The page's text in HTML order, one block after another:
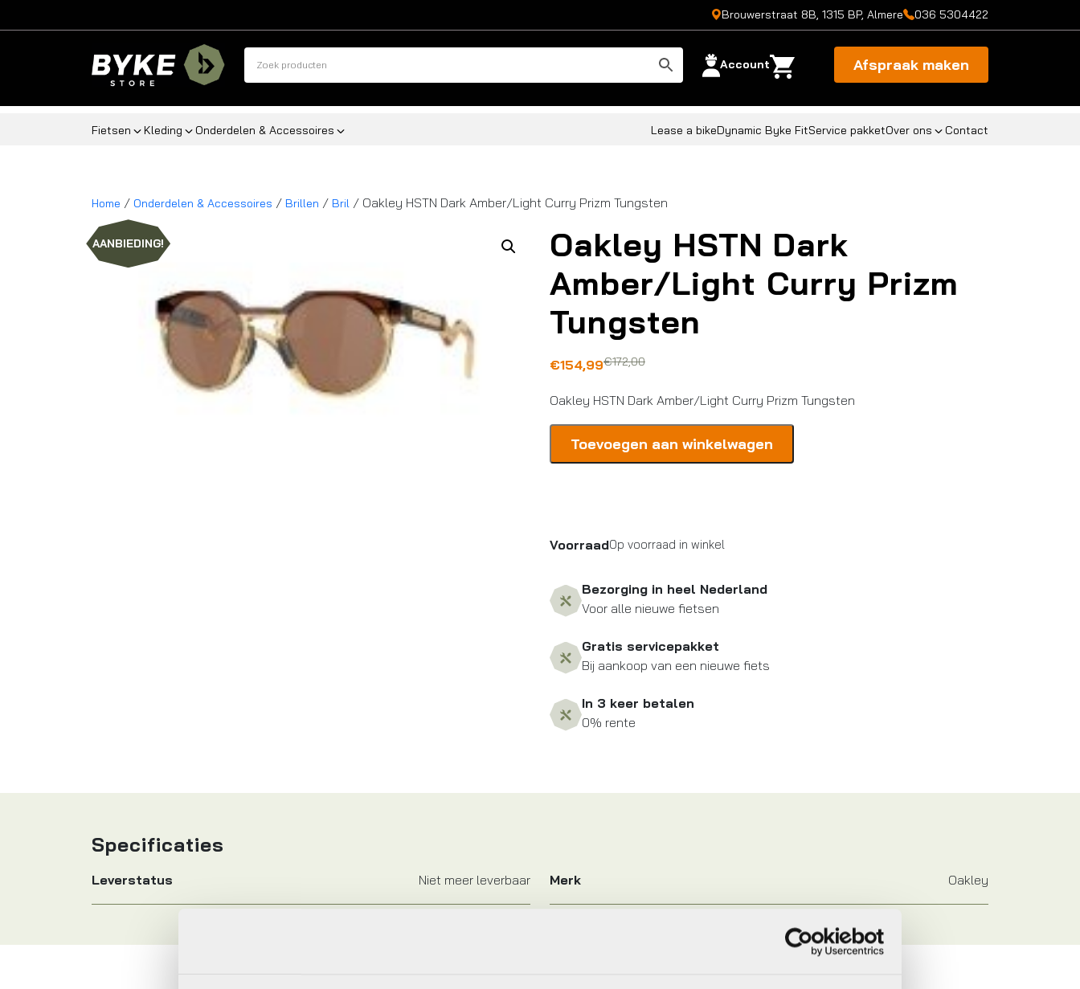
Brouwerstraat 8B, 1315 BP, Almere 036 5304422
Account Afspraak maken
Fietsen Kleding Onderdelen & Accessoires Lease a bikeDynamic Byke FitService pakketOver ons Contact
Home / Onderdelen & Accessoires / Brillen / Bril / Oakley HSTN Dark Amber/Light Curry Prizm Tungsten
AANBIEDING!
Oakley HSTN Dark
Amber/Light Curry Prizm
Tungsten
€172,00
Oorspronkelijke
was:
€172,00.
€154,99
Huidige
is:
€154,99.
Oakley HSTN Dark Amber/Light Curry Prizm Tungsten
HSTN
Tungsten
Toevoegen aan winkelwagen
VoorraadOp voorraad in winkel
Bezorging in heel Nederland
Voor alle nieuwe fietsen
Gratis servicepakket
Bij aankoop van een nieuwe fiets
In 3 keer betalen
0% rente
Specificaties
Leverstatus Niet meer leverbaar Merk Oakley